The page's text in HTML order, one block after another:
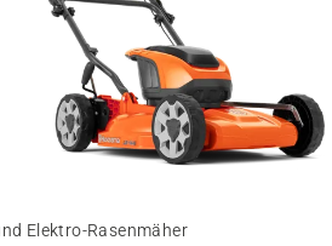
Elektro-Rasenmäher